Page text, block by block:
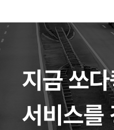
지금 쏘
서비스를